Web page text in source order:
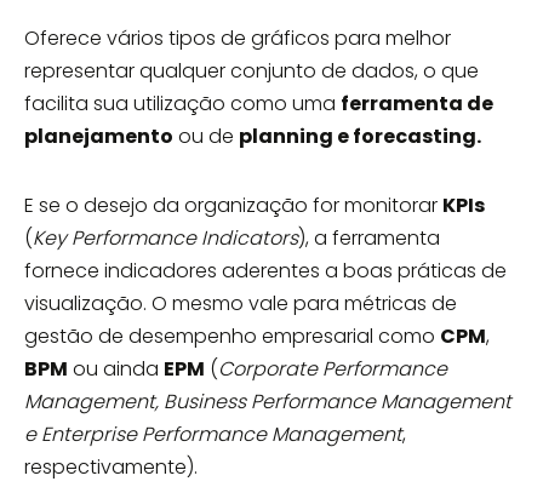
Oferece vários tipos de gráficos para melhor
representar qualquer conjunto de dados, o que
facilita sua utilização como uma ferramenta de
planejamento ou de planning e forecasting.
E se o desejo da organização for monitorar KPIs
(Key Performance Indicators), a ferramenta
fornece indicadores aderentes a boas práticas de
visualização. O mesmo vale para métricas de
gestão de desempenho empresarial como CPM,
BPM ou ainda EPM (Corporate Performance
Management, Business Performance Management
e Enterprise Performance Management,
respectivamente).